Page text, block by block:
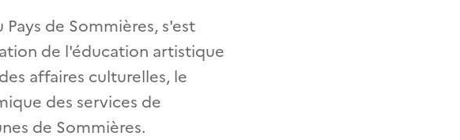
de Sommières, s'est
de l'éducation artistique
affaires culturelles, le
des services de
de Sommières.